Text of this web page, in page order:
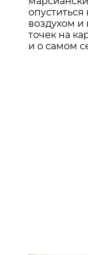
воздухом и
точек на
и о самом